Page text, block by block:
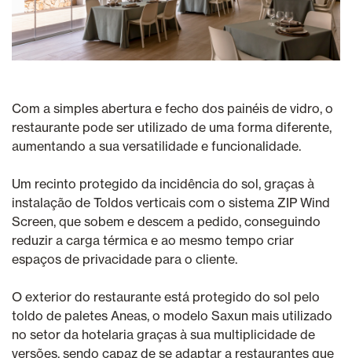
Com a simples abertura e fecho dos painéis de vidro, o
restaurante pode ser utilizado de uma forma diferente,
aumentando a sua versatilidade e funcionalidade.
Um recinto protegido da incidência do sol, graças à
instalação de Toldos verticais com o sistema ZIP Wind
Screen, que sobem e descem a pedido, conseguindo
reduzir a carga térmica e ao mesmo tempo criar
espaços de privacidade para o cliente.
O exterior do restaurante está protegido do sol pelo
toldo de paletes Aneas, o modelo Saxun mais utilizado
no setor da hotelaria graças à sua multiplicidade de
versões, sendo capaz de se adaptar a restaurantes que